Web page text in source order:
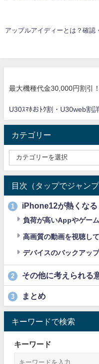
アップルアイディーとは？確認
最大機種代金30,000円割引！
U30ｽﾏﾎおﾄｸ割・U30web割
カテゴリー
目次（タップでジャンプ
1 iPhone12が熱くな
負荷が高いAppやゲー
高画質の動画を視聴し
デバイスのバックアッ
2 その他に考えられる
3 まとめ
キーワードで検索
キーワード